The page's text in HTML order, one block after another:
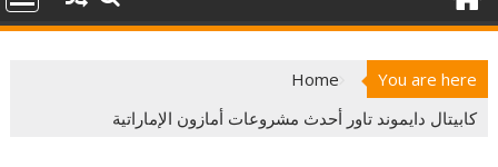
You are here
Home
كابيتال دايموند تاور أحدث مشروعات أمازون الإماراتية